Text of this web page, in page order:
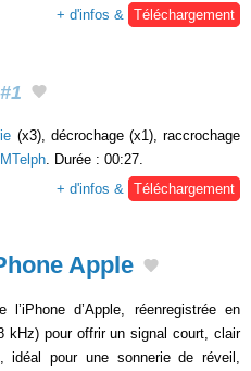
+ d'infos & Téléchargement
#1
(x3), décrochage (x1), raccrochage
. Durée : 00:27.
+ d'infos &
Téléchargement
Apple
d’Apple, réenregistrée en
kHz) pour offrir un signal court, clair
pour une sonnerie de réveil,